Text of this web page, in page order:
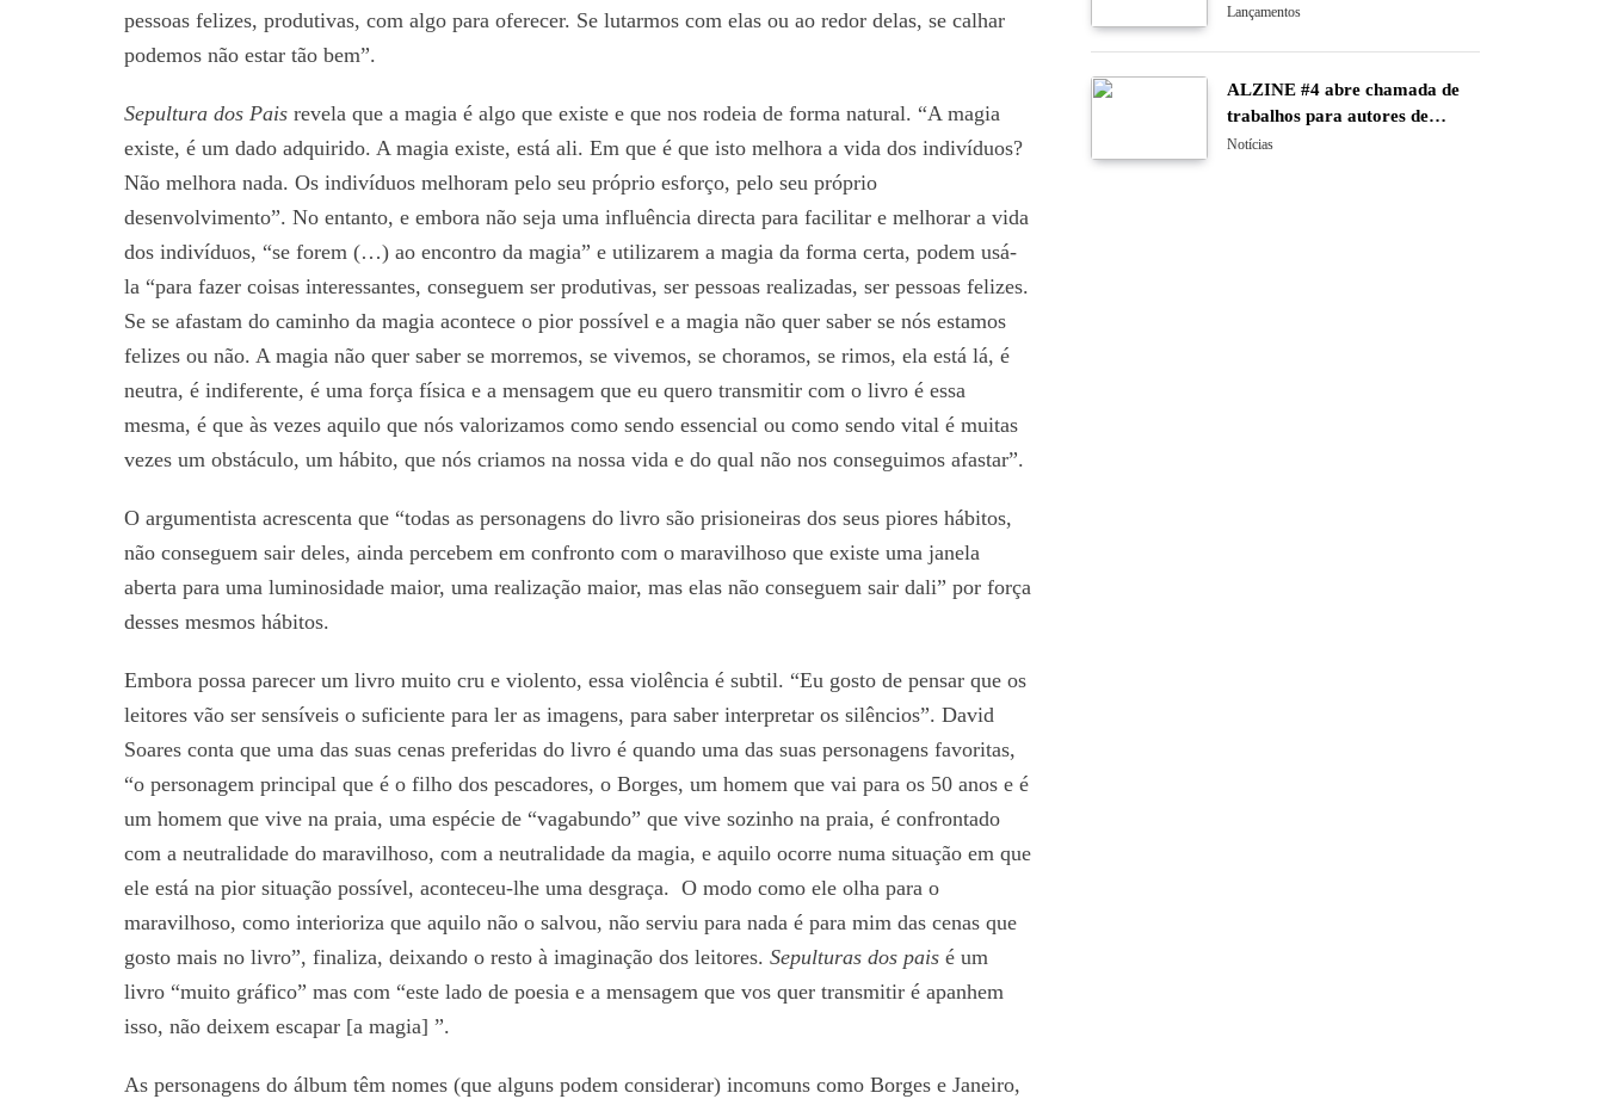
pessoas felizes, produtivas, com algo para oferecer. Se lutarmos com elas ou ao redor delas, se calhar
podemos não estar tão bem”.
Sepultura dos Pais revela que a magia é algo que existe e que nos rodeia de forma natural. “A magia
existe, é um dado adquirido. A magia existe, está ali. Em que é que isto melhora a vida dos indivíduos?
Não melhora nada. Os indivíduos melhoram pelo seu próprio esforço, pelo seu próprio
desenvolvimento”. No entanto, e embora não seja uma influência directa para facilitar e melhorar a vida
dos indivíduos, “se forem (…) ao encontro da magia” e utilizarem a magia da forma certa, podem usá-
la “para fazer coisas interessantes, conseguem ser produtivas, ser pessoas realizadas, ser pessoas felizes.
Se se afastam do caminho da magia acontece o pior possível e a magia não quer saber se nós estamos
felizes ou não. A magia não quer saber se morremos, se vivemos, se choramos, se rimos, ela está lá, é
neutra, é indiferente, é uma força física e a mensagem que eu quero transmitir com o livro é essa
mesma, é que às vezes aquilo que nós valorizamos como sendo essencial ou como sendo vital é muitas
vezes um obstáculo, um hábito, que nós criamos na nossa vida e do qual não nos conseguimos afastar”.
O argumentista acrescenta que “todas as personagens do livro são prisioneiras dos seus piores hábitos,
não conseguem sair deles, ainda percebem em confronto com o maravilhoso que existe uma janela
aberta para uma luminosidade maior, uma realização maior, mas elas não conseguem sair dali” por força
desses mesmos hábitos.
Embora possa parecer um livro muito cru e violento, essa violência é subtil. “Eu gosto de pensar que os
leitores vão ser sensíveis o suficiente para ler as imagens, para saber interpretar os silêncios”. David
Soares conta que uma das suas cenas preferidas do livro é quando uma das suas personagens favoritas,
“o personagem principal que é o filho dos pescadores, o Borges, um homem que vai para os 50 anos e é
um homem que vive na praia, uma espécie de “vagabundo” que vive sozinho na praia, é confrontado
com a neutralidade do maravilhoso, com a neutralidade da magia, e aquilo ocorre numa situação em que
ele está na pior situação possível, aconteceu-lhe uma desgraça. O modo como ele olha para o
maravilhoso, como interioriza que aquilo não o salvou, não serviu para nada é para mim das cenas que
gosto mais no livro”, finaliza, deixando o resto à imaginação dos leitores. Sepulturas dos pais é um
livro “muito gráfico” mas com “este lado de poesia e a mensagem que vos quer transmitir é apanhem
isso, não deixem escapar [a magia] ”.
As personagens do álbum têm nomes (que alguns podem considerar) incomuns como Borges e Janeiro,
Lançamentos
ALZINE #4 abre chamada de
trabalhos para autores de
banda desenhada e ilustração
Notícias